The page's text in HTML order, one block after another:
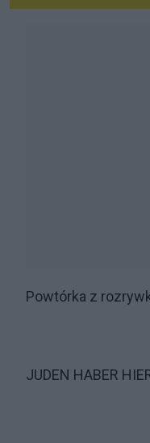
Powtórka z
JUDEN HABER